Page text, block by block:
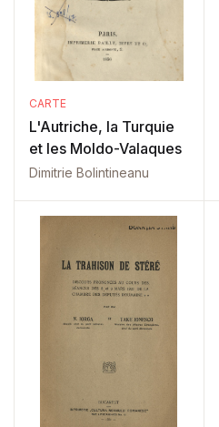
CARTE
L'Autriche, la Turquie
et les Moldo-Valaques
Dimitrie Bolintineanu